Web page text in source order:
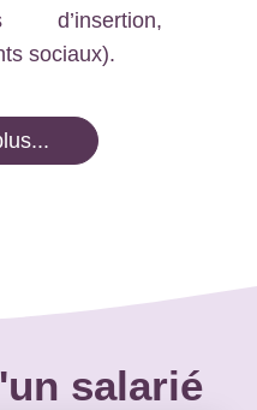
sociaux).
salarié